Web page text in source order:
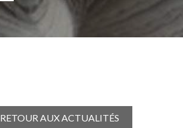
RETOUR AUX ACTUALITÉS